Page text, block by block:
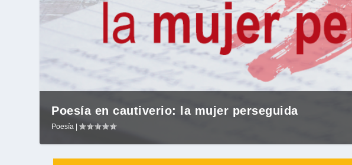
Poesía en cautiverio: la mujer perseguida
Poesía |